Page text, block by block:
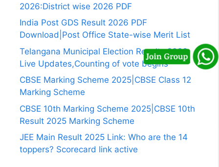
2026:District wise 2026 PDF
India Post GDS Result 2026 PDF
Download|Post Office State-wise Merit List
Telangana Municipal Election Results 2026
Live Updates,Counting of vote begins
CBSE Marking Scheme 2025|CBSE Class 12
Marking Scheme
CBSE 10th Marking Scheme 2025|CBSE 10th
Result 2025 Marking Scheme
JEE Main Result 2025 Link: Who are the 14
toppers? Scorecard link active